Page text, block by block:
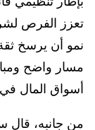
تعزز الفرص
نمو أن يرسخ
مسار واضح
أسواق المال
من جانبه، قال